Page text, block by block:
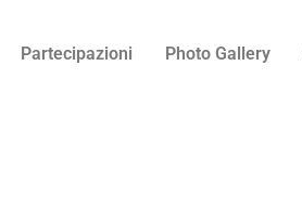
Partecipazioni Photo Gallery